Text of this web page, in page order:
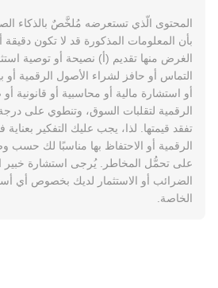
المحتوى الّذي تستعرضه مُلخَّصٌ بالذكاء
بأن المعلومات المذكورة قد لا تكون
الغرض منها تقديم (أ) نصيحة أو توصية
التماس أو حافز لشراء الأصول الرقمية أو
أو استشارة مالية أو محاسبية أو قانونية
الرقمية لتقلبات السوق، وتنطوي على
تفقد قيمتها. لذا، يجب عليك التفكير بعناية
الرقمية أو الاحتفاظ بها مناسبًا لك حسب
على تحمُّل المخاطر. يُرجى استشارة خبير
الضرائب أو الاستثمار لديك بخصوص أي
الخاصة.